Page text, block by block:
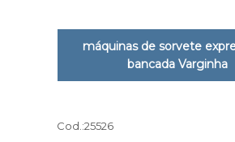
máquinas de sorvete
bancada Varginha
Cod.:25526